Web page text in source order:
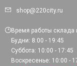
shop@220city.ru
Время работы
Будни: 8:00 - 19:45
Суббота: 10:00 - 17:45
Воскресенье: 10:00 -